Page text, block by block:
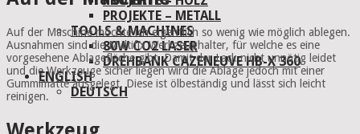
PROJEKTE – METALL
TOOLS & MACHINES
80W CO2 LASER
DREHBANK CAZENEUVE HB-X 360
ENGLISH
DEUTSCH
Auf der Maschine möchte ich eigentlich so wenig wie möglich ablegen.
Ausnahmen sind die Multifix Werkzeughalter, für welche es eine
vorgesehene Ablagefläche gibt. Damit der Lack nicht unnötig leidet
und die Werkzeuge sicher liegen wird die Ablage jedoch mit einer
Gummimatte ausgelegt. Diese ist ölbeständig und lässt sich leicht
reinigen.